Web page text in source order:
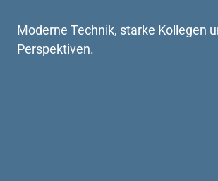
Moderne Technik, starke Kollegen
Perspektiven.